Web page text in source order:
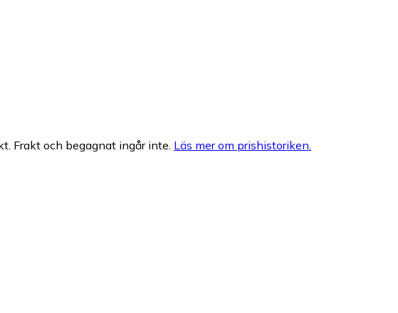
Frakt och begagnat ingår inte. Läs mer om prishistoriken.